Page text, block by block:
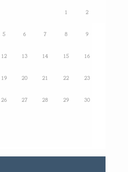
1 2
5 6 7 8 9
12 13 14 15 16
19 20 21 22 23
26 27 28 29 30